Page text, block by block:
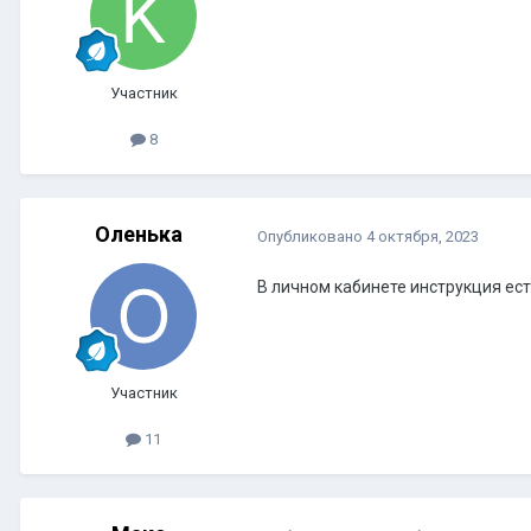
Участник
8
Оленька
Участник
11
Опубликовано 4 октября, 2023
В личном кабинете инструкция